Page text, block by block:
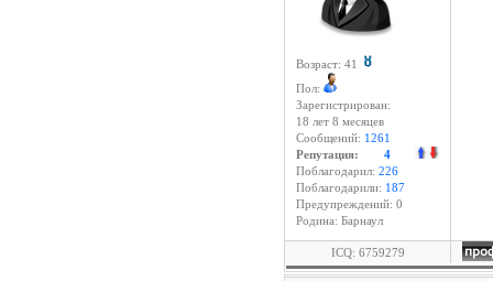
Возраст: 41
Пол:
Зарегистрирован:
18 лет 8 месяцев
Сообщений: 1261
Репутация: 4
Поблагодарил: 226
Поблагодарили: 187
Предупреждений: 0
Родина: Барнаул
ICQ: 6759279